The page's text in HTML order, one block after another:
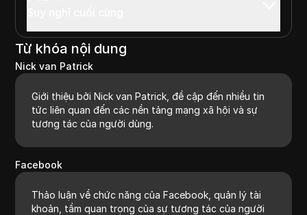
Từ khóa nội dung
Nick van Patrick
Giới thiệu bởi Nick van Patrick, đề cập đến nhiều tin
tức liên quan đến các nền tảng mạng xã hội và sự
tương tác của người dùng.
Facebook
Thảo luận về chức năng của Facebook, quản lý tài
khoản, tầm quan trọng của sự tương tác của người